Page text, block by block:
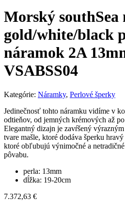
Morský
gold/white/black
náramok 2A
VSABSS04
Kategórie: Náramky, Perlové šperky
Jedinečnosť tohto náramku vidíme v
odtieňov, od jemných krémových až
Elegantný dizajn je zavŕšený
tvare mašle, ktoré dodáva šperku
ktoré obľubujú výnimočné a
pôvabu.
perla: 13mm
dĺžka: 19-20cm
7.372,63 €